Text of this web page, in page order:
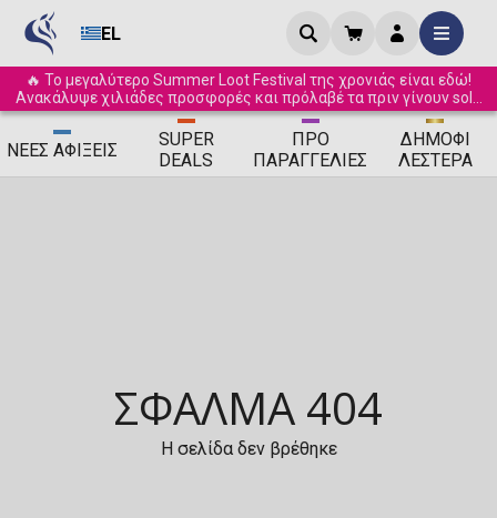
EL
🔥 Το μεγαλύτερο Summer Loot Festival της χρονιάς είναι εδώ!
Ανακάλυψε χιλιάδες προσφορές και πρόλαβέ τα πριν γίνουν sold
out! ☀️
ΝΈΕΣ ΑΦΊΞΕΙΣ
SUPER
DEALS
ΠΡΟ
ΠΑΡΑΓΓΕΛΊΕΣ
ΔΗΜΟΦΙ
ΛΈΣΤΕΡΑ
ΣΦΆΛΜΑ 404
Η σελίδα δεν βρέθηκε